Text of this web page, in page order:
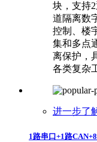
块，支持2
道隔离数
控制、楼
集和多点
离保护，
各类复杂
进一步了
1路串口+1路